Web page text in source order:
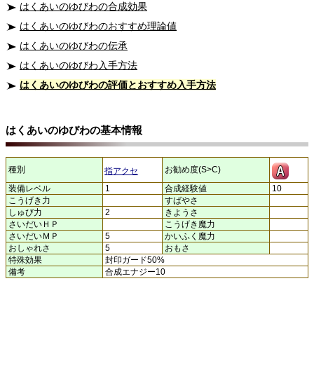
はくあいのゆびわの合成効果
はくあいのゆびわのおすすめ理論値
はくあいのゆびわの伝承
はくあいのゆびわ入手方法
はくあいのゆびわの評価とおすすめ入手方法
はくあいのゆびわの基本情報
種別 指アクセ
お勧め度(S>C)
装備レベル
1 合成経験値
10
こうげき力
すばやさ
しゅび力
2
きようさ
さいだいＨＰ
こうげき魔力
さいだいＭＰ
5
かいふく魔力
おしゃれさ
5
おもさ
特殊効果
封印ガード50%
備考
合成エナジー10